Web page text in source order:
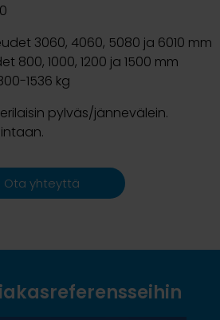
3060, 4060, 5080 ja 6010 mm
800, 1000, 1200 ja 1500 mm
1536 kg
pylväs/jännevälein.
Ota yhteyttä